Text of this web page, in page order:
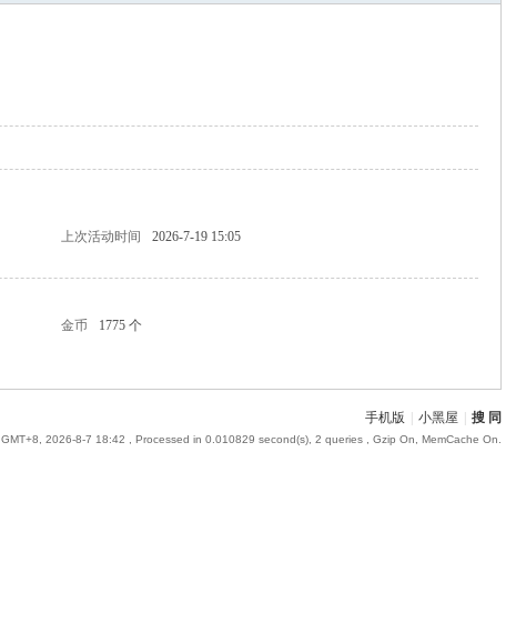
上次活动时间
2026-7-19 15:05
金币
1775 个
手机版 小黑屋 搜 同
GMT+8, 2026-8-7 18:42 , Processed in 0.010829 second(s), 2 queries , Gzip On, MemCache On.